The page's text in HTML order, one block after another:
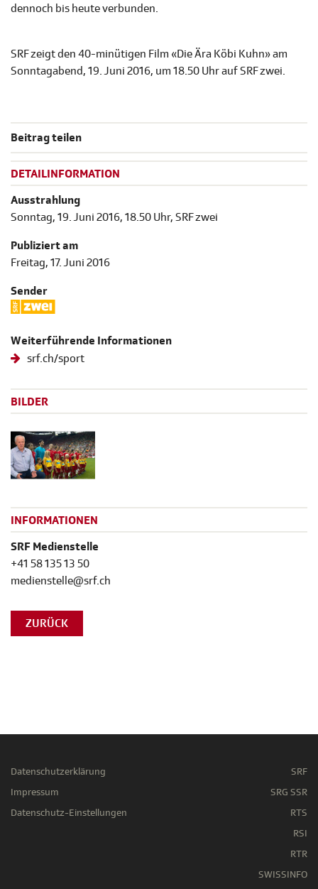
dennoch bis heute verbunden.
SRF zeigt den 40-minütigen Film «Die Ära Köbi Kuhn» am
Sonntagabend, 19. Juni 2016, um 18.50 Uhr auf SRF zwei.
Beitrag teilen
DETAILINFORMATION
Ausstrahlung
Sonntag, 19. Juni 2016, 18.50 Uhr, SRF zwei
Publiziert am
Freitag, 17. Juni 2016
Sender
Weiterführende Informationen
srf.ch/sport
BILDER
INFORMATIONEN
SRF Medienstelle
+41 58 135 13 50
medienstelle@srf.ch
ZURÜCK
Datenschutzerklärung
Impressum
Datenschutz-Einstellungen
SRF
SRG SSR
RTS
RSI
RTR
SWISSINFO